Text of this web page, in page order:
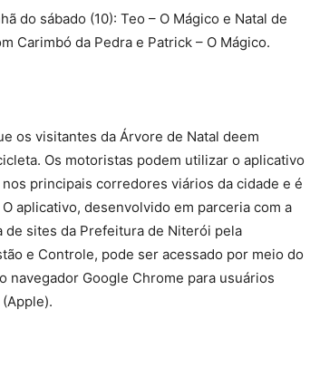
do sábado (10): Teo – O Mágico e Natal de
Carimbó da Pedra e Patrick – O Mágico.
os visitantes da Árvore de Natal deem
Os motoristas podem utilizar o aplicativo
principais corredores viários da cidade e é
aplicativo, desenvolvido em parceria com a
de sites da Prefeitura de Niterói pela
e Controle, pode ser acessado por meio do
navegador Google Chrome para usuários